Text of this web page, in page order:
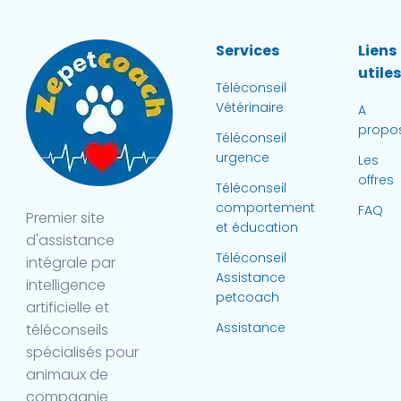
Premier site
d'assistance
intégrale par
intelligence
artificielle et
téléconseils
spécialisés pour
animaux de
compagnie
Services
Téléconseil
Vétérinaire
Téléconseil
urgence
Téléconseil
comportement
et éducation
Téléconseil
Assistance
petcoach
Assistance
Liens
utiles
A
Les
offres
FAQ